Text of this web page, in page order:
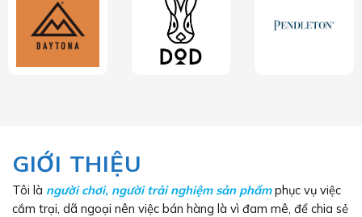
GIỚI THIỆU
Tôi là người chơi, người trải nghiệm sản phẩmphục vụ việc
cắm trại, dã ngoại nên việc bán hàng là vì đam mê, để chia sẻ